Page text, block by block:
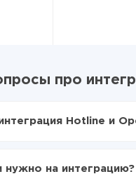
про
Hotline и
нужно на интеграцию?